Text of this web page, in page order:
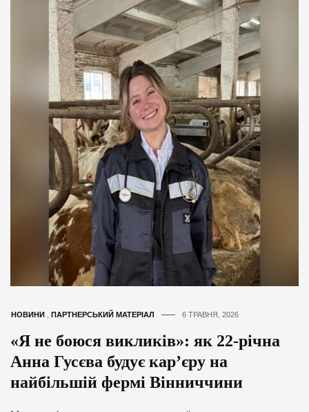
НОВИНИ ПАРТНЕРСЬКИЙ МАТЕРІАЛ 6 ТРАВНЯ, 2026
«Я не боюся викликів»: як 22-річна
Анна Гусєва будує кар’єру на
найбільшій фермі Вінниччини